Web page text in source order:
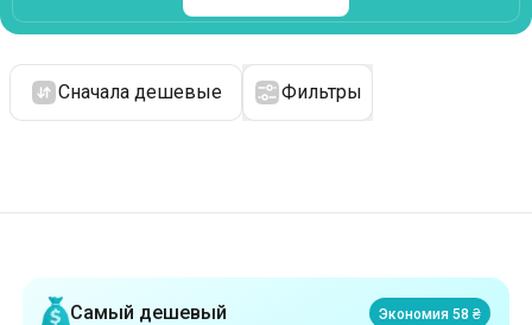
Сначала дешевые Фильтры
Самый дешевый
Экономия 58 ₴